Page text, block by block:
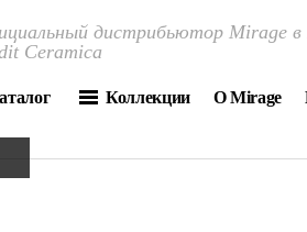
дистрибьютор Mirage в
Ceramica
Коллекции О Mirage